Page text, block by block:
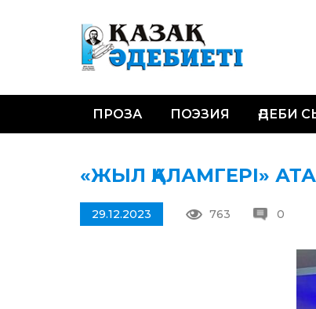
ПРОЗА ПОЭЗИЯ ӘДЕБИ
«ЖЫЛ ҚАЛАМГЕРІ»
29.12.2023 763 0